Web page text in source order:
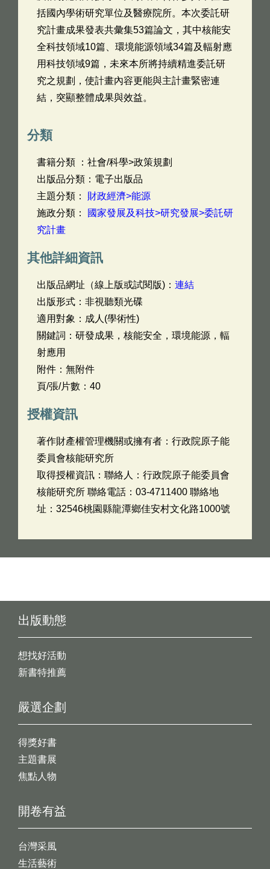
括國內學術研究單位及醫療院所。本次委託研
究計畫成果發表共彙集53篇論文，其中核能安
全科技領域10篇、環境能源領域34篇及輻射應
用科技領域9篇，未來本所將持續精進委託研
究之規劃，使計畫內容更能與主計畫緊密連
結，突顯整體成果與效益。
分類
書籍分類 ：社會/科學>政策規劃
出版品分類：電子出版品
主題分類： 財政經濟>能源
施政分類：
國家發展及科技>研究發展>委託研
究計畫
其他詳細資訊
出版品網址（線上版或試閱版)： 連結
出版形式：非視聽類光碟
適用對象：成人(學術性)
關鍵詞：研發成果，核能安全，環境能源，輻
射應用
附件：無附件
頁/張/片數：40
授權資訊
著作財產權管理機關或擁有者：行政院原子能
委員會核能研究所
取得授權資訊：聯絡人：行政院原子能委員會
核能研究所 聯絡電話：03-4711400 聯絡地
址：32546桃園縣龍潭鄉佳安村文化路1000號
出版動態
想找好活動
新書特推薦
開卷有益
台灣采風
生活藝術
嚴選企劃
得獎好書
主題書展
焦點人物